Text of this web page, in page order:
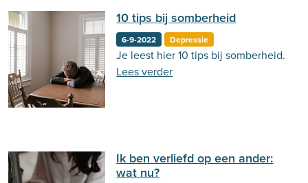
10 tips bij somberheid
6-9-2022 Depressie
Je leest hier 10 tips bij somberheid.
Lees verder
Ik ben verliefd op een ander:
wat nu?